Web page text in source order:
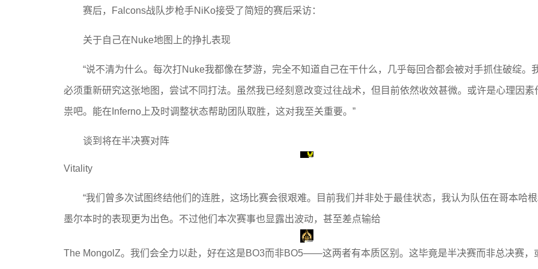
赛后，Falcons战队步枪手NiKo接受了简短的赛后采访：
关于自己在Nuke地图上的挣扎表现
“说不清为什么。每次打Nuke我都像在梦游，完全不知道自己在干什么，几乎每回合都会被对手抓住破绽。
必须重新研究这张地图，尝试不同打法。虽然我已经刻意改变过往战术，但目前依然收效甚微。或许是心理因素
祟吧。能在Inferno上及时调整状态帮助团队取胜，这对我至关重要。”
谈到将在半决赛对阵
Vitality
“我们曾多次试图终结他们的连胜，这场比赛会很艰难。目前我们并非处于最佳状态，我认为队伍在哥本哈根
墨尔本时的表现更为出色。不过他们本次赛事也显露出波动，甚至差点输给
The MongolZ。我们会全力以赴，好在这是BO3而非BO5——这两者有本质区别。这毕竟是半决赛而非总决赛，